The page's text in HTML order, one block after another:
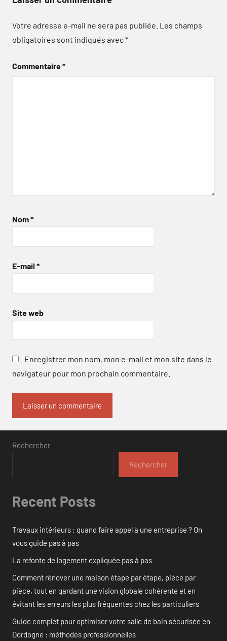
Votre adresse e-mail ne sera pas publiée. Les champs
obligatoires sont indiqués avec*
Commentaire*
Nom*
E-mail *
Site web
Enregistrer mon nom, mon e-mail et mon site dans le
navigateur pour mon prochain commentaire.
Rechercher
Rechercher
Recent Posts
Travaux intérieurs : quand faire appel à une entreprise ? On
vous guide pas à pas
La refonte de logement expliquée pas à pas
Comment rénover une maison étape par étape, pièce par
pièce, tout en gardant une vision globale cohérente et en
évitant les erreurs les plus fréquentes chez les particuliers
Guide complet pour optimiser votre salle de bain sécurisée en
Dordogne : méthodes professionnelles